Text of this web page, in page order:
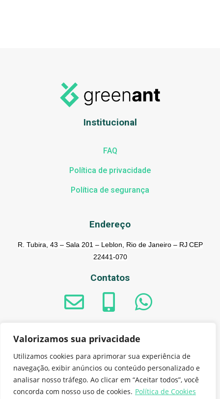
Valorizamos sua privacidade
Utilizamos cookies para aprimorar sua experiência de
navegação, exibir anúncios ou conteúdo personalizado e
analisar nosso tráfego. Ao clicar em “Aceitar todos”, você
concorda com nosso uso de cookies. Política de Cookies
Institucional
FAQ
Política de privacidade
Política de segurança
Endereço
R. Tubira, 43 – Sala 201 – Leblon, Rio de Janeiro – RJ CEP
22441-070
Contatos
© 2023 - GreenAnt do Brasil Sistemas de informação S.A. -
CNPJ: 21.855.107/0001-91